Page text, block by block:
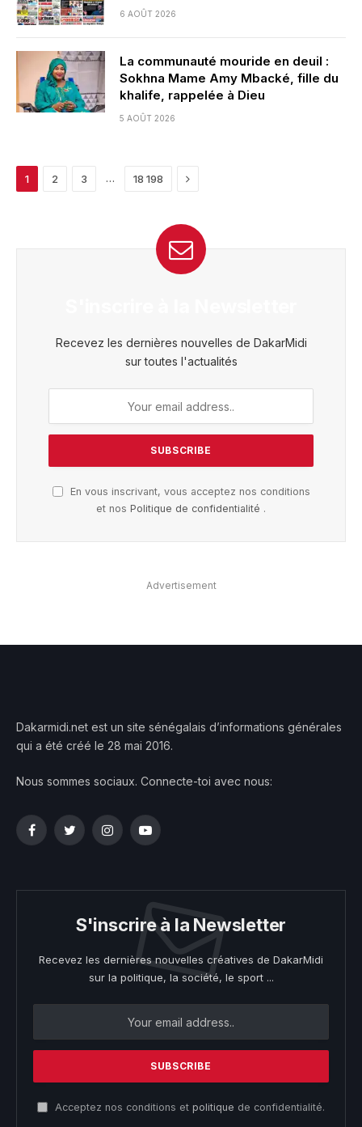
6 AOÛT 2026
La communauté mouride en deuil :
Sokhna Mame Amy Mbacké, fille du
khalife, rappelée à Dieu
5 AOÛT 2026
1 2 3 … 18 198 Next
Recevez les dernières nouvelles de DakarMidi
sur toutes l'actualités
En vous inscrivant, vous acceptez nos conditions
et nos Politique de confidentialité .
Advertisement
Dakarmidi.net est un site sénégalais d’informations générales
qui a été créé le 28 mai 2016.
Nous sommes sociaux. Connecte-toi avec nous:
FacebookTwitterInstagramYouTube
S'inscrire à la Newsletter
Recevez les dernières nouvelles créatives de DakarMidi
sur la politique, la société, le sport ...
Acceptez nos conditions et politique de confidentialité.